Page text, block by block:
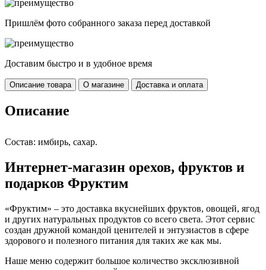
Пришлём фото собранного заказа перед доставкой
Доставим быстро и в удобное время
Описание товара О магазине Доставка и оплата
Описание
Состав: имбирь, сахар.
Интернет-магазин орехов, фруктов и
подарков Фруктим
«Фруктим» – это доставка вкуснейших фруктов, овощей, ягод
и других натуральных продуктов со всего света. Этот сервис
создан дружной командой ценителей и энтузиастов в сфере
здорового и полезного питания для таких же как мы.
Наше меню содержит большое количество эксклюзивной